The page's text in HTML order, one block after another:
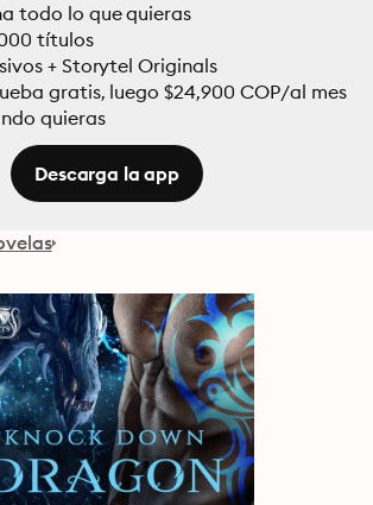
todo lo que quieras
títulos
+ Storytel Originals
gratis, luego $24,900 COP/al mes
quieras
Descarga la app